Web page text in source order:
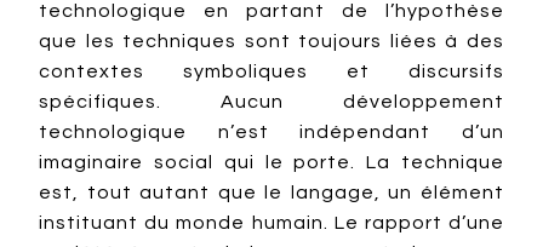
technologique en partant de l’hypothèse
que les techniques sont toujours liées à des
contextes symboliques et discursifs
spécifiques. Aucun développement
technologique n’est indépendant d’un
imaginaire social qui le porte. La technique
est, tout autant que le langage, un élément
instituant du monde humain. Le rapport d’une